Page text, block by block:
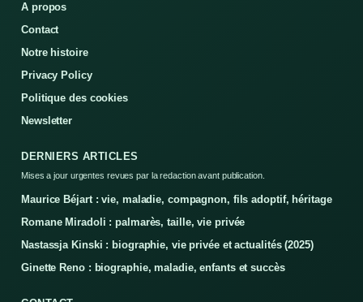
A propos
Contact
Notre histoire
Privacy Policy
Politique des cookies
Newsletter
DERNIERS ARTICLES
Mises a jour urgentes revues par la redaction avant publication.
Maurice Béjart : vie, maladie, compagnon, fils adoptif, héritage
Romane Miradoli : palmarès, taille, vie privée
Nastassja Kinski : biographie, vie privée et actualités (2025)
Ginette Reno : biographie, maladie, enfants et succès